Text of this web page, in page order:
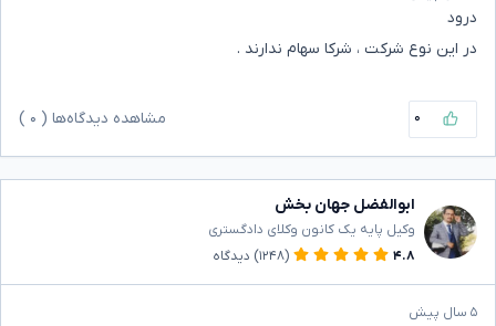
درود
در این نوع شرکت ، شرکا سهام ندارند .
۰ مشاهده دیدگاه‌ها ( ۰
ابوالفضل جهان بخش
وکیل پایه یک کانون وکلای دادگستری
۴.۸
(۱۲۴۸) دیدگاه
۵ سال پیش